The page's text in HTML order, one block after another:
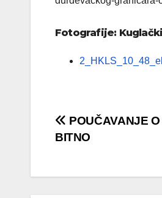
Fotografije:
Navigacija
POUČAVANJE
BITNO